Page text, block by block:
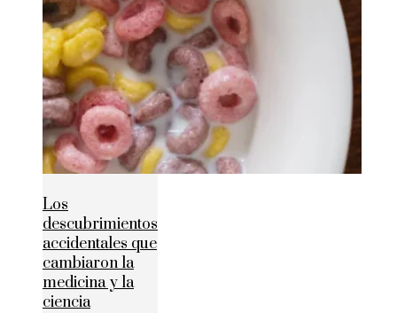
Los
descubrimientos
accidentales que
cambiaron la
medicina y la
ciencia